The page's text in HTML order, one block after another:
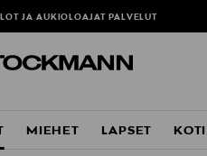
JA AUKIOLOAJAT PALVELUT
MIEHET LAPSET KOTI